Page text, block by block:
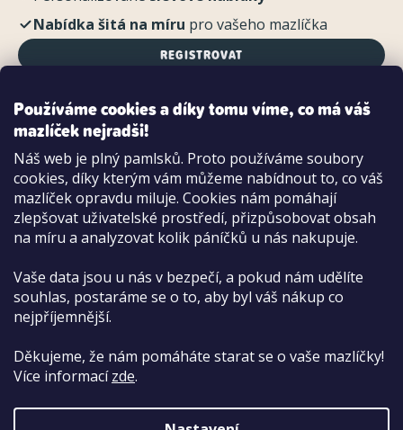
Používáme cookies a díky tomu víme, co má váš
mazlíček nejradši!
Náš web je plný pamlsků. Proto používáme soubory
cookies, díky kterým vám můžeme nabídnout to, co váš
mazlíček opravdu miluje. Cookies nám pomáhají
zlepšovat uživatelské prostředí, přizpůsobovat obsah
na míru a analyzovat kolik páníčků u nás nakupuje.
Vaše data jsou u nás v bezpečí, a pokud nám udělíte
souhlas, postaráme se o to, aby byl váš nákup co
nejpříjemnější.
Děkujeme, že nám pomáháte starat se o vaše mazlíčky!
Více informacízde.
Nabídka šitá na míru pro vašeho mazlíčka
REGISTROVAT
Možnosti platby:
Dobírkou
Hotově i kartou na pobočce